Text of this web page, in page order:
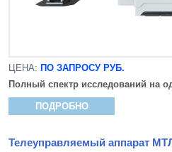
ЦЕНА: ПО ЗАПРОСУ РУБ.
Полный спектр исследований на
ПОДРОБНО
Телеуправляемый аппарат